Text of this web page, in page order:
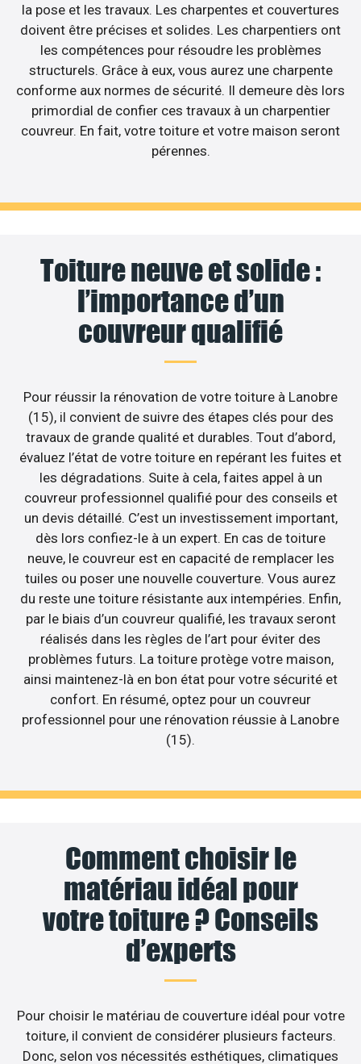
la pose et les travaux. Les charpentes et couvertures
doivent être précises et solides. Les charpentiers ont
les compétences pour résoudre les problèmes
structurels. Grâce à eux, vous aurez une charpente
conforme aux normes de sécurité. Il demeure dès lors
primordial de confier ces travaux à un charpentier
couvreur. En fait, votre toiture et votre maison seront
pérennes.
Toiture neuve et solide :
l’importance d’un
couvreur qualifié
Pour réussir la rénovation de votre toiture à Lanobre
(15), il convient de suivre des étapes clés pour des
travaux de grande qualité et durables. Tout d’abord,
évaluez l’état de votre toiture en repérant les fuites et
les dégradations. Suite à cela, faites appel à un
couvreur professionnel qualifié pour des conseils et
un devis détaillé. C’est un investissement important,
dès lors confiez-le à un expert. En cas de toiture
neuve, le couvreur est en capacité de remplacer les
tuiles ou poser une nouvelle couverture. Vous aurez
du reste une toiture résistante aux intempéries. Enfin,
par le biais d’un couvreur qualifié, les travaux seront
réalisés dans les règles de l’art pour éviter des
problèmes futurs. La toiture protège votre maison,
ainsi maintenez-là en bon état pour votre sécurité et
confort. En résumé, optez pour un couvreur
professionnel pour une rénovation réussie à Lanobre
(15).
Comment choisir le
matériau idéal pour
votre toiture ? Conseils
d’experts
Pour choisir le matériau de couverture idéal pour votre
toiture, il convient de considérer plusieurs facteurs.
Donc, selon vos nécessités esthétiques, climatiques